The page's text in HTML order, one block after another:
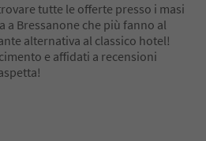
tutte le offerte presso i masi
a Bressanone che più fanno al
alternativa al classico hotel!
e affidati a recensioni